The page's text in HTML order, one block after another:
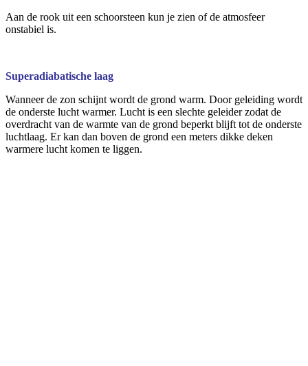
Aan de rook uit een schoorsteen kun je zien of de atmosfeer
onstabiel is.
Superadiabatische laag
Wanneer de zon schijnt wordt de grond warm. Door geleiding wordt
de onderste lucht warmer. Lucht is een slechte geleider zodat de
overdracht van de warmte van de grond beperkt blijft tot de onderste
luchtlaag. Er kan dan boven de grond een meters dikke deken
warmere lucht komen te liggen.